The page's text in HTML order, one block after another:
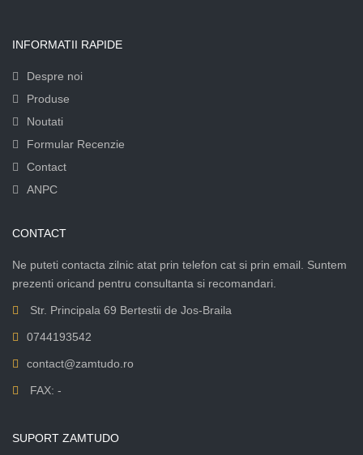
INFORMATII RAPIDE
Despre noi
Produse
Noutati
Formular Recenzie
Contact
ANPC
CONTACT
Ne puteti contacta zilnic atat prin telefon cat si prin email. Suntem
prezenti oricand pentru consultanta si recomandari.
Str. Principala 69 Bertestii de Jos-Braila
0744193542
contact@zamtudo.ro
FAX: -
SUPORT ZAMTUDO